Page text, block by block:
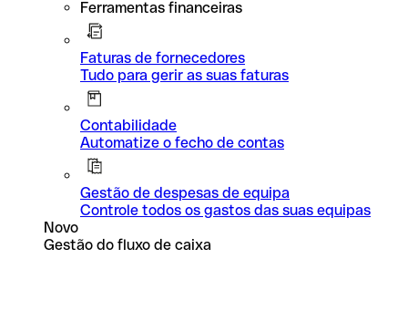
Ferramentas financeiras
Faturas de fornecedores
Tudo para gerir as suas faturas
Contabilidade
Automatize o fecho de contas
Gestão de despesas de equipa
Controle todos os gastos das suas equipas
Novo
Gestão do fluxo de caixa